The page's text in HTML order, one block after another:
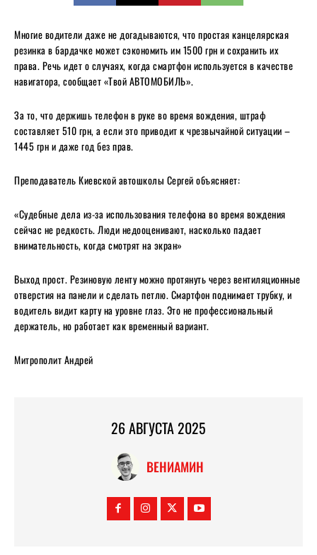
Многие водители даже не догадываются, что простая канцелярская
резинка в бардачке может сэкономить им 1500 грн и сохранить их
права. Речь идет о случаях, когда смартфон используется в качестве
навигатора, сообщает «Твой АВТОМОБИЛЬ».
За то, что держишь телефон в руке во время вождения, штраф
составляет 510 грн, а если это приводит к чрезвычайной ситуации –
1445 грн и даже год без прав.
Преподаватель Киевской автошколы Сергей объясняет:
«Судебные дела из-за использования телефона во время вождения
сейчас не редкость. Люди недооценивают, насколько падает
внимательность, когда смотрят на экран»
Выход прост. Резиновую ленту можно протянуть через вентиляционные
отверстия на панели и сделать петлю. Смартфон поднимает трубку, и
водитель видит карту на уровне глаз. Это не профессиональный
держатель, но работает как временный вариант.
Митрополит Андрей
26 АВГУСТА 2025
ВЕНИАМИН